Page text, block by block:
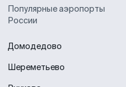
Популярные аэропорты
России
Домодедово
Шереметьево